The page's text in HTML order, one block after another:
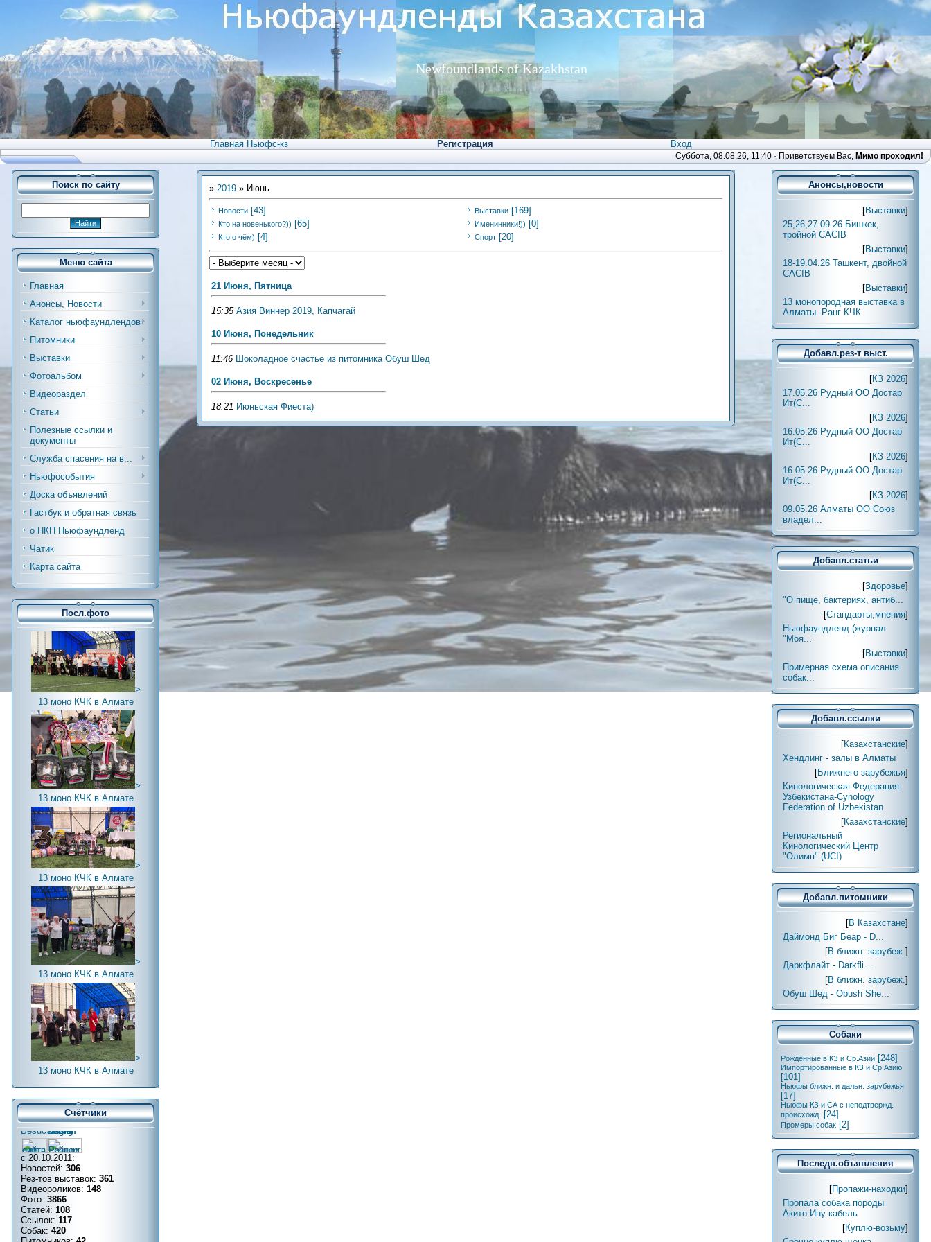
Newfoundlands of Kazakhstan
Главная Ньюфс-кз Регистрация Вход
Суббота, 08.08.26, 11:40 · Приветствуем Вас, Мимо проходил!
Поиск по сайту
Меню сайта
Главная
Анонсы, Новости
Каталог ньюфаундлендов
Питомники
Выставки
Фотоальбом
Видеораздел
Статьи
Полезные ссылки и
документы
Служба спасения на в...
Ньюфособытия
Доска объявлений
Гастбук и обратная связь
о НКП Ньюфаундленд
Чатик
Карта сайта
Посл.фото
>
13 моно КЧК в Алмате
>
13 моно КЧК в Алмате
>
13 моно КЧК в Алмате
>
13 моно КЧК в Алмате
>
13 моно КЧК в Алмате
Счётчики
с 20.10.2011:
Новостей: 306
Рез-тов выставок: 361
Видеороликов: 148
Фото: 3866
Статей: 108
Ссылок: 117
Собак: 420
» 2019 » Июнь
Новости [43] Выставки [169]
Кто на новенького?)) [65] Именинники!)) [0]
Кто о чём) [4] Спорт [20]
21 Июня, Пятница
15:35 Азия Виннер 2019, Капчагай
10 Июня, Понедельник
11:46 Шоколадное счастье из питомника Обуш Шед
02 Июня, Воскресенье
18:21 Июньская Фиеста)
Анонсы,новости
[Выставки]
25,26,27.09.26 Бишкек,
тройной CACIB
[Выставки]
18-19.04.26 Ташкент, двойной
CACIB
[Выставки]
13 монопородная выставка в
Алматы. Ранг КЧК
Добавл.рез-т выст.
[КЗ 2026]
17.05.26 Рудный ОО Достар
Ит(С...
[КЗ 2026]
16.05.26 Рудный ОО Достар
Ит(С...
[КЗ 2026]
16.05.26 Рудный ОО Достар
Ит(С...
[КЗ 2026]
09.05.26 Алматы ОО Союз
владел...
Добавл.статьи
[Здоровье]
"О пище, бактериях, антиб...
[Стандарты,мнения]
Ньюфаундленд (журнал
"Моя...
[Выставки]
Примерная схема описания
собак...
Добавл.ссылки
[Казахстанские]
Хендлинг - залы в Алматы
[Ближнего зарубежья]
Кинологическая Федерация
Узбекистана-Cynology
Federation of Uzbekistan
[Казахстанские]
Региональный
Кинологический Центр
"Олимп" (UCI)
Добавл.питомники
[В Казахстане]
Даймонд Биг Беар - D...
[В ближн. зарубеж.]
Даркфлайт - Darkfli...
[В ближн. зарубеж.]
Обуш Шед - Obush She...
Собаки
Рождённые в КЗ и Ср.Азии [248]
Импортированные в КЗ и Ср.Азию
[101]
Ньюфы ближн. и дальн. зарубежья
[17]
Ньюфы КЗ и СА с неподтвержд.
происхожд.
[24]
Промеры собак [2]
Последн.объявления
[Пропажи-находки]
Пропала собака породы
Акито Ину кабель
[Куплю-возьму]